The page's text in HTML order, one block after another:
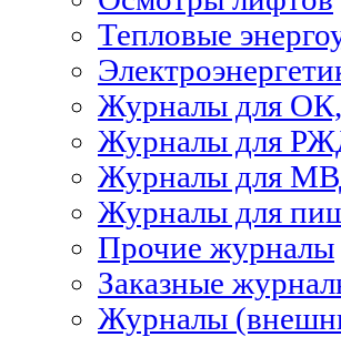
Тепловые
Журналы для
Журналы для
Журналы для
Журналы для
Прочие журналы
Заказные
Журналы